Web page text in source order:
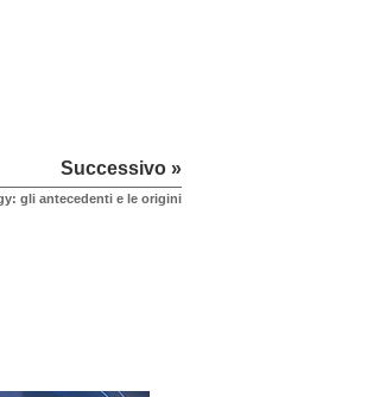
Successivo »
gli antecedenti e le origini